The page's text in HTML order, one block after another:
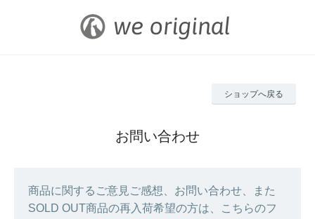
ショップへ戻る
お問い合わせ
商品に関するご意見ご感想、お問い合わせ、また
SOLD OUT商品の再入荷希望の方は、こちらのフ